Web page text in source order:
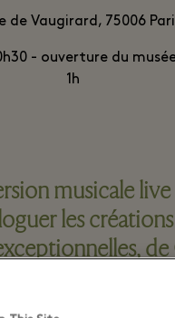
de Vaugirard, 75006
- ouverture du
1h
musicale
les créations
de